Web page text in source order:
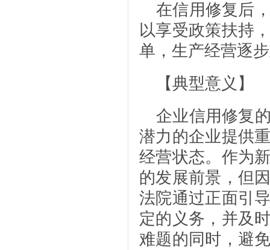
在信用修复后
以享受政策扶持
单，生产经营逐
【典型意义】
企业信用修复
潜力的企业提供
经营状态。作为
的发展前景，但
法院通过正面引
定的义务，并及
难题的同时，避